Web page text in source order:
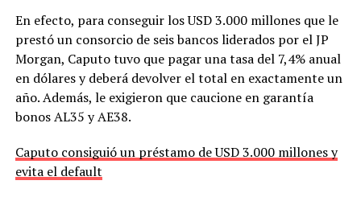
En efecto, para conseguir los USD 3.000 millones que le
prestó un consorcio de seis bancos liderados por el JP
Morgan, Caputo tuvo que pagar una tasa del 7,4% anual
en dólares y deberá devolver el total en exactamente un
año. Además, le exigieron que caucione en garantía
bonos AL35 y AE38.
Caputo consiguió un préstamo de USD 3.000 millones y
evita el default